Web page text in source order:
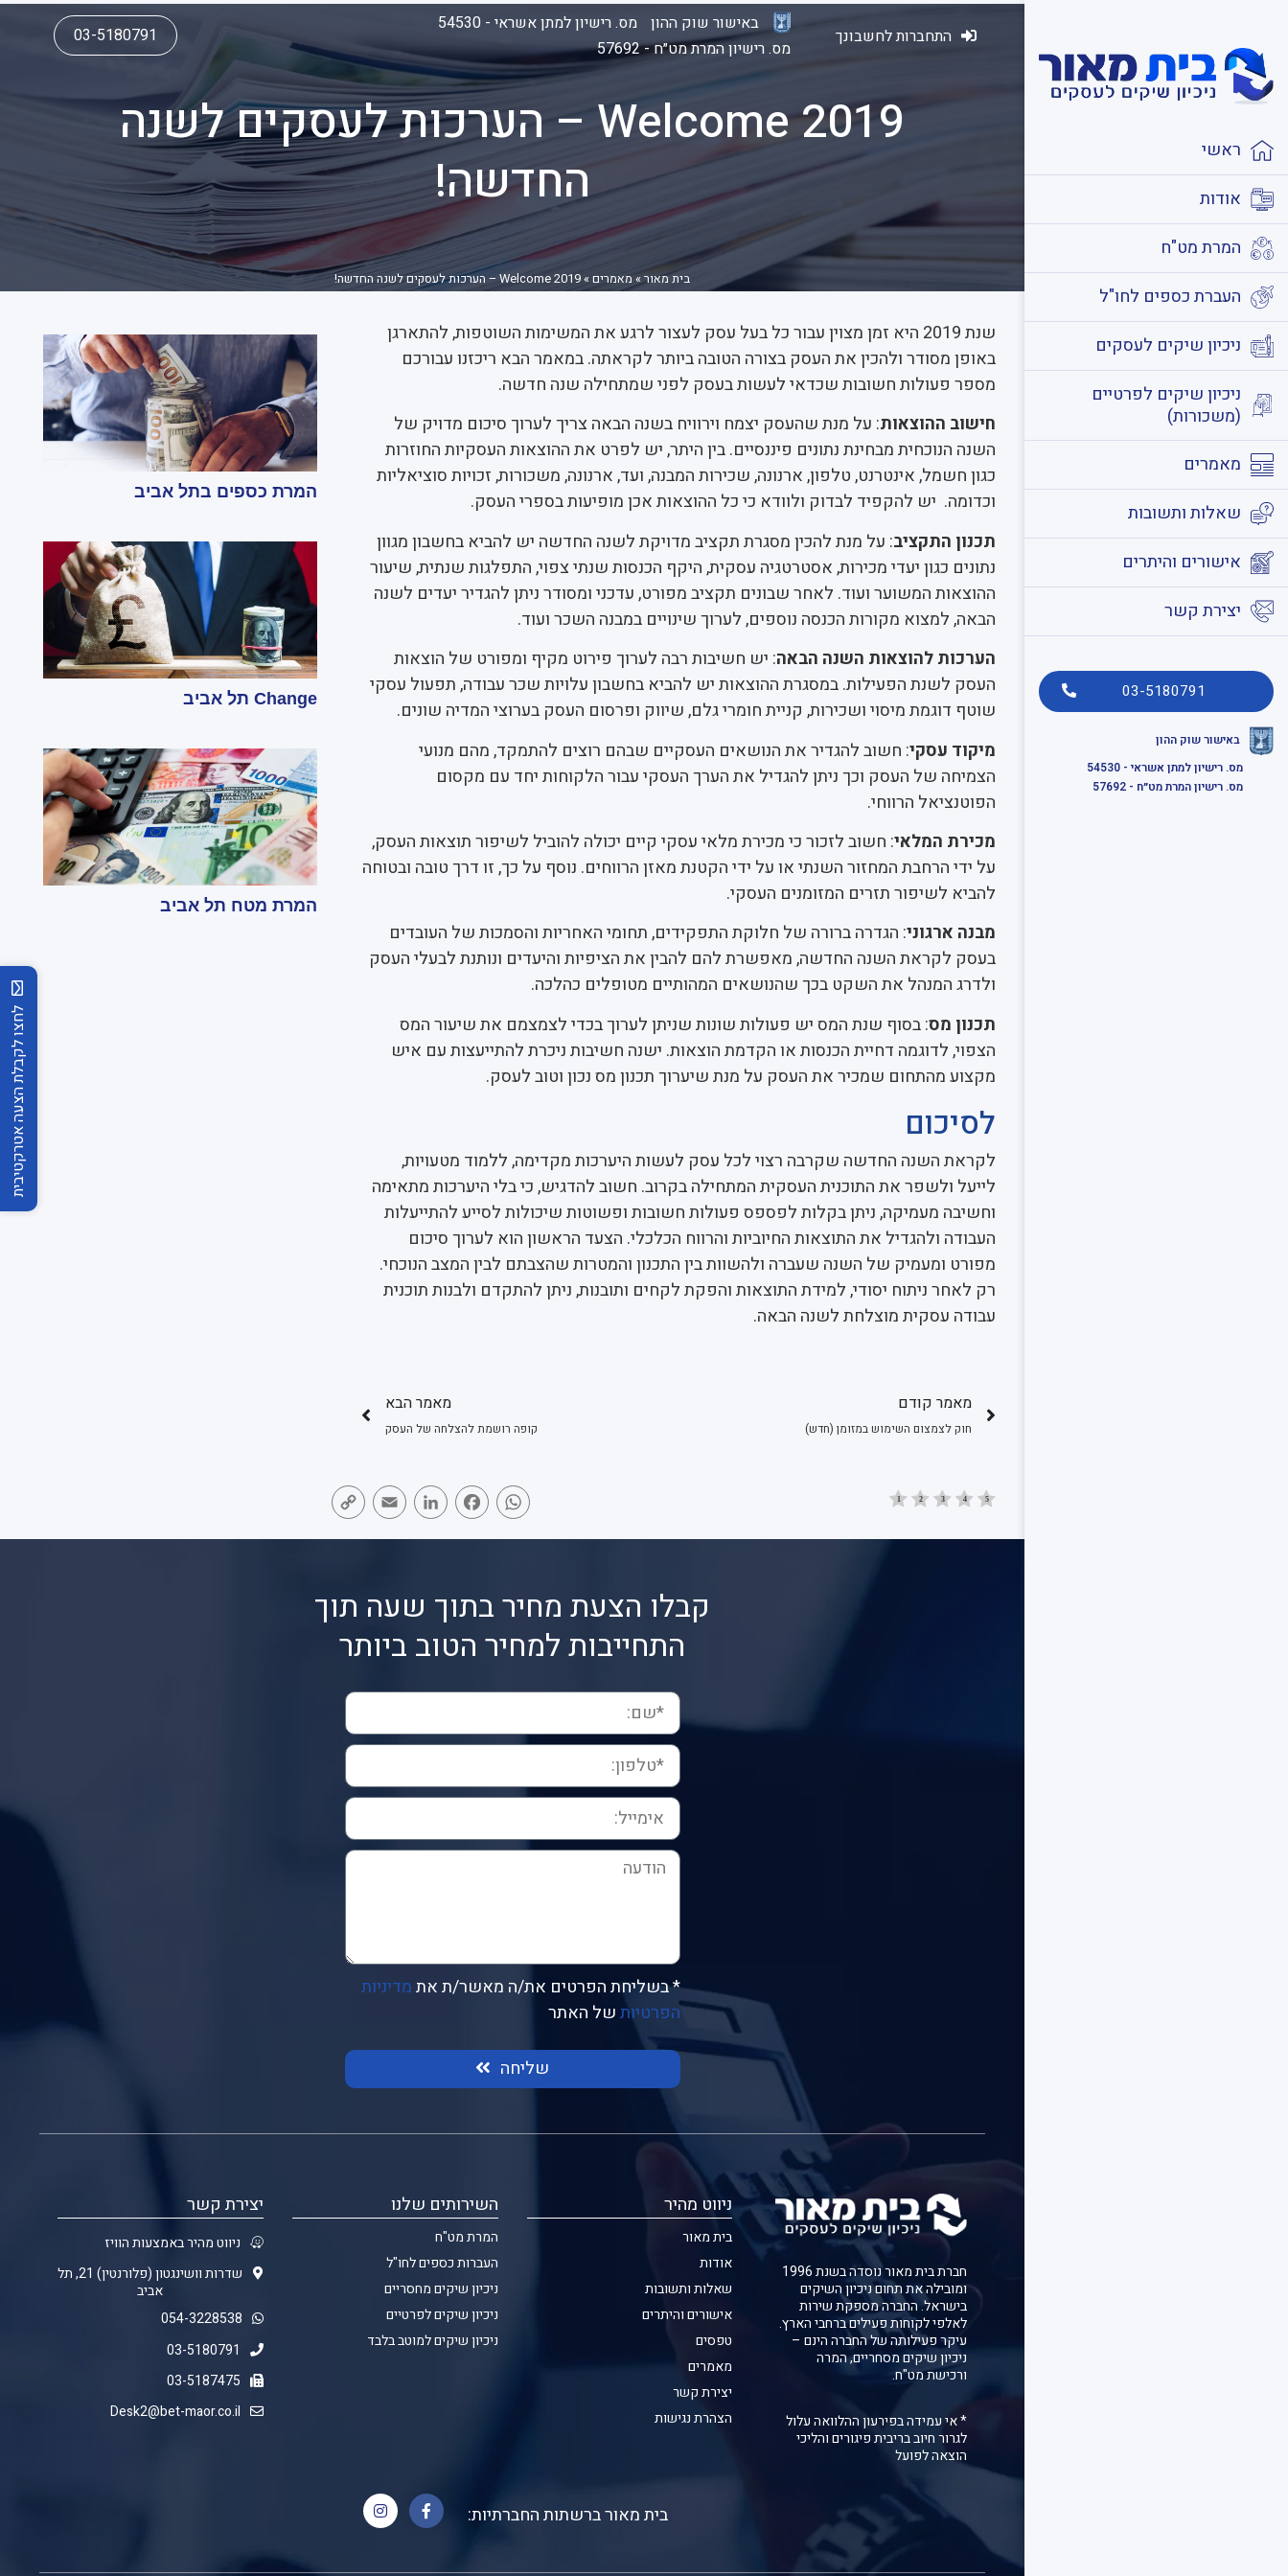
לחצו לקבלת הצעה אטרקטיבית
ראשי
אודות
המרת מט"ח
העברת כספים לחו"ל
ניכיון שיקים לעסקים
ניכיון שיקים לפרטיים
(משכורות)
מאמרים
שאלות ותשובות
אישורים והיתרים
יצירת קשר
03-5180791
באישור שוק ההון
מס. רישיון למתן אשראי - 54530
מס. רישיון המרת מט״ח - 57692
התחברות לחשבונך
באישור שוק ההון מס. רישיון למתן אשראי - 54530
מס. רישיון המרת מט״ח - 57692
03-5180791
Welcome 2019 – הערכות לעסקים לשנה
החדשה!
בית מאור» מאמרים»Welcome 2019 – הערכות לעסקים לשנה החדשה!
שנת 2019 היא זמן מצוין עבור כל בעל עסק לעצור לרגע את המשימות השוטפות, להתארגן
באופן מסודר ולהכין את העסק בצורה הטובה ביותר לקראתה. במאמר הבא ריכזנו עבורכם
מספר פעולות חשובות שכדאי לעשות בעסק לפני שמתחילה שנה חדשה.
חישוב ההוצאות: על מנת שהעסק יצמח וירוויח בשנה הבאה צריך לערוך סיכום מדויק של
השנה הנוכחית מבחינת נתונים פיננסיים. בין היתר, יש לפרט את ההוצאות העסקיות החוזרות
כגון חשמל, אינטרנט, טלפון, ארנונה, שכירות המבנה, ועד, ארנונה, משכורות, זכויות סוציאליות
וכדומה. יש להקפיד לבדוק ולוודא כי כל ההוצאות אכן מופיעות בספרי העסק.
תכנון התקציב: על מנת להכין מסגרת תקציב מדויקת לשנה החדשה יש להביא בחשבון מגוון
נתונים כגון יעדי מכירות, אסטרטגיה עסקית, היקף הכנסות שנתי צפוי, התפלגות שנתית, שיעור
ההוצאות המשוער ועוד. לאחר שבונים תקציב מפורט, עדכני ומסודר ניתן להגדיר יעדים לשנה
הבאה, למצוא מקורות הכנסה נוספים, לערוך שינויים במבנה השכר ועוד.
הערכות להוצאות השנה הבאה: יש חשיבות רבה לערוך פירוט מקיף ומפורט של הוצאות
העסק לשנת הפעילות. במסגרת ההוצאות יש להביא בחשבון עלויות שכר עבודה, תפעול עסקי
שוטף דוגמת מיסוי ושכירות, קניית חומרי גלם, שיווק ופרסום העסק בערוצי המדיה שונים.
מיקוד עסקי: חשוב להגדיר את הנושאים העסקיים שבהם רוצים להתמקד, מהם מנועי
הצמיחה של העסק וכך ניתן להגדיל את הערך העסקי עבור הלקוחות יחד עם מקסום
הפוטנציאל הרווחי.
מכירת המלאי: חשוב לזכור כי מכירת מלאי עסקי קיים יכולה להוביל לשיפור תוצאות העסק,
על ידי הרחבת המחזור השנתי או על ידי הקטנת מאזן הרווחים. נוסף על כך, זו דרך טובה ובטוחה
להביא לשיפור תזרים המזומנים העסקי.
מבנה ארגוני: הגדרה ברורה של חלוקת התפקידים, תחומי האחריות והסמכות של העובדים
בעסק לקראת השנה החדשה, מאפשרת להם להבין את הציפיות והיעדים ונותנת לבעלי העסק
ולדרג המנהל את השקט בכך שהנושאים המהותיים מטופלים כהלכה.
תכנון מס: בסוף שנת המס יש פעולות שונות שניתן לערוך בכדי לצמצמם את שיעור המס
הצפוי, לדוגמה דחיית הכנסות או הקדמת הוצאות. ישנה חשיבות ניכרת להתייעצות עם איש
מקצוע מהתחום שמכיר את העסק על מנת שיערוך תכנון מס נכון וטוב לעסק.
לסיכום
לקראת השנה החדשה שקרבה רצוי לכל עסק לעשות היערכות מקדימה, ללמוד מטעויות,
לייעל ולשפר את התוכנית העסקית המתחילה בקרוב. חשוב להדגיש, כי בלי היערכות מתאימה
וחשיבה מעמיקה, ניתן בקלות לפספס פעולות חשובות ופשוטות שיכולות לסייע להתייעלות
העבודה ולהגדיל את התוצאות החיוביות והרווח הכלכלי. הצעד הראשון הוא לערוך סיכום
מפורט ומעמיק של השנה שעברה ולהשוות בין התכנון והמטרות שהצבתם לבין המצב הנוכחי.
רק לאחר ניתוח יסודי, למידת התוצאות והפקת לקחים ותובנות, ניתן להתקדם ולבנות תוכנית
עבודה עסקית מוצלחת לשנה הבאה.
מאמר קודם
חוק לצמצום השימוש במזומן (חדש)
מאמר הבא
קופה רושמת להצלחה של העסק
המרת כספים בתל אביב
Change תל אביב
המרת מטח תל אביב
WhatsApp
Facebook
LinkedIn
Email
קבלו הצעת מחיר בתוך שעה תוך
התחייבות למחיר הטוב ביותר
* בשליחת הפרטים את/ה מאשר/ת אתמדיניות
הפרטיותשל האתר
שליחה
חברת בית מאור נוסדה בשנת 1996
ומובילה את תחום ניכיון השיקים
בישראל. החברה מספקת שירות
לאלפי לקוחות פעילים ברחבי הארץ.
עיקר פעילותה של החברה הינם –
ניכיון שיקים מסחריים, המרה
ורכישת מט"ח.
* אי עמידה בפירעון ההלוואה עלול
לגרור חיוב בריבית פיגורים והליכי
הוצאה לפועל
ניווט מהיר
בית מאור
אודות
שאלות ותשובות
אישורים והיתרים
טפסים
מאמרים
יצירת קשר
הצהרת נגישות
השירותים שלנו
המרת מט"ח
העברות כספים לחו"ל
ניכיון שיקים מחסריים
ניכיון שיקים לפרטיים
ניכיון שיקים למוטב בלבד
יצירת קשר
ניווט מהיר באמצעות הוויז
שדרות וושינגטון (פלורנטין) 21, תל
אביב
054-3228538
03-5180791
03-5187475
Desk2@bet-maor.co.il
בית מאור ברשתות החברתיות: